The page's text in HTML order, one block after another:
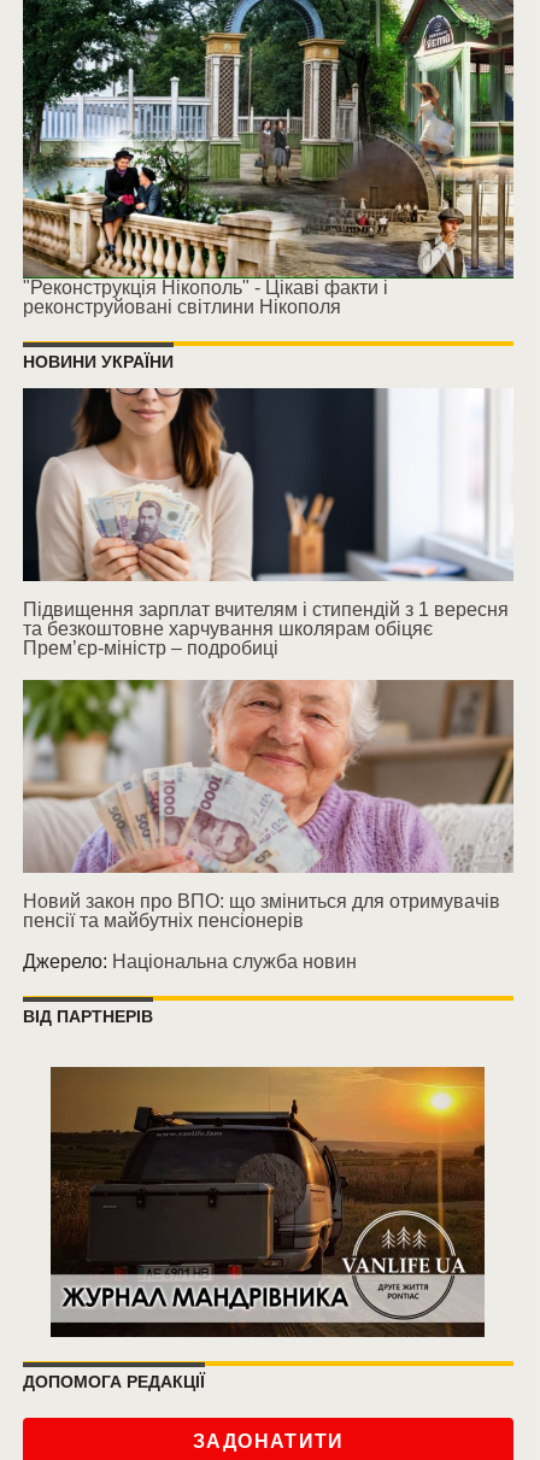
"Реконструкція Нікополь" - Цікаві факти і
реконструйовані світлини Нікополя
НОВИНИ УКРАЇНИ
Підвищення зарплат вчителям і стипендій з 1 вересня
та безкоштовне харчування школярам обіцяє
Прем’єр-міністр – подробиці
Новий закон про ВПО: що зміниться для отримувачів
пенсії та майбутніх пенсіонерів
Джерело: Національна служба новин
ВІД ПАРТНЕРІВ
ДОПОМОГА РЕДАКЦІЇ
ЗАДОНАТИТИ